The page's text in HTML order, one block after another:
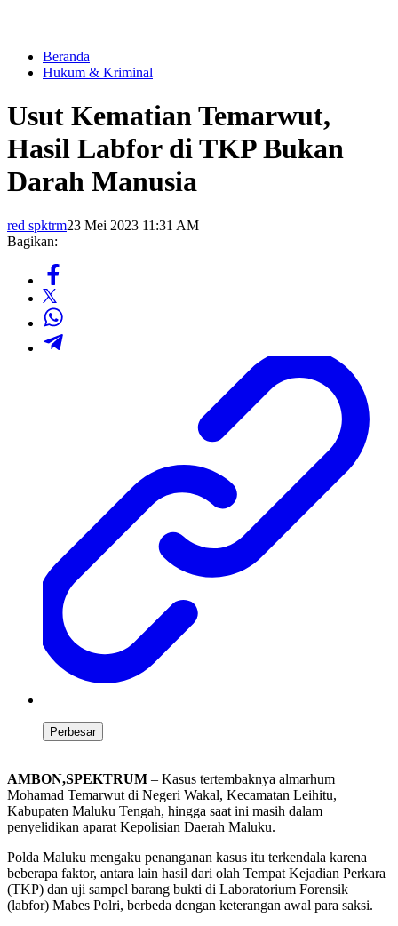
Beranda
Hukum & Kriminal
Usut Kematian Temarwut,
Hasil Labfor di TKP Bukan
Darah Manusia
red spktrm23 Mei 2023 11:31 AM
Bagikan:
Perbesar
AMBON,SPEKTRUM – Kasus tertembaknya almarhum
Mohamad Temarwut di Negeri Wakal, Kecamatan Leihitu,
Kabupaten Maluku Tengah, hingga saat ini masih dalam
penyelidikan aparat Kepolisian Daerah Maluku.
Polda Maluku mengaku penanganan kasus itu terkendala karena
beberapa faktor, antara lain hasil dari olah Tempat Kejadian Perkara
(TKP) dan uji sampel barang bukti di Laboratorium Forensik
(labfor) Mabes Polri, berbeda dengan keterangan awal para saksi.